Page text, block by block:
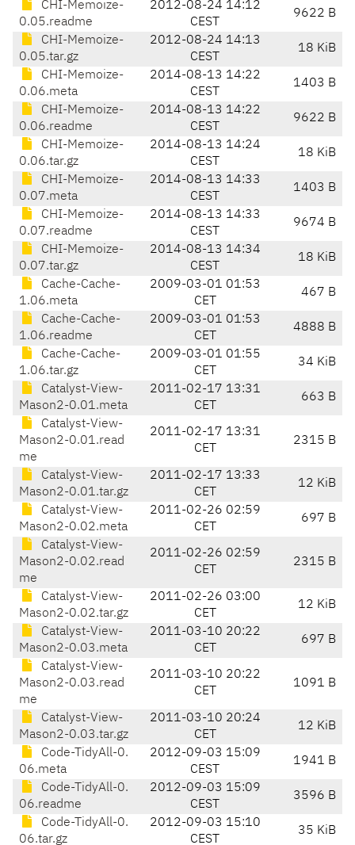
CHI-Memoize-
0.05.readme
2012-08-24 14:12
CEST
9622 B
CHI-Memoize-
0.05.tar.gz
2012-08-24 14:13
CEST
18 KiB
CHI-Memoize-
0.06.meta
2014-08-13 14:22
CEST
1403 B
CHI-Memoize-
0.06.readme
2014-08-13 14:22
CEST
9622 B
CHI-Memoize-
0.06.tar.gz
2014-08-13 14:24
CEST
18 KiB
CHI-Memoize-
0.07.meta
2014-08-13 14:33
CEST
1403 B
CHI-Memoize-
0.07.readme
2014-08-13 14:33
CEST
9674 B
CHI-Memoize-
0.07.tar.gz
2014-08-13 14:34
CEST
18 KiB
Cache-Cache-
1.06.meta
2009-03-01 01:53
CET
467 B
Cache-Cache-
1.06.readme
2009-03-01 01:53
CET
4888 B
Cache-Cache-
1.06.tar.gz
2009-03-01 01:55
CET
34 KiB
Catalyst-View-
Mason2-0.01.meta
2011-02-17 13:31
CET
663 B
Catalyst-View-
Mason2-0.01.read
me
2011-02-17 13:31
CET
2315 B
Catalyst-View-
Mason2-0.01.tar.gz
2011-02-17 13:33
CET
12 KiB
Catalyst-View-
Mason2-0.02.meta
2011-02-26 02:59
CET
697 B
Catalyst-View-
Mason2-0.02.read
me
2011-02-26 02:59
CET
2315 B
Catalyst-View-
Mason2-0.02.tar.gz
2011-02-26 03:00
CET
12 KiB
Catalyst-View-
Mason2-0.03.meta
2011-03-10 20:22
CET
697 B
Catalyst-View-
Mason2-0.03.read
me
2011-03-10 20:22
CET
1091 B
Catalyst-View-
Mason2-0.03.tar.gz
2011-03-10 20:24
CET
12 KiB
Code-TidyAll-0.
06.meta
2012-09-03 15:09
CEST
1941 B
Code-TidyAll-0.
06.readme
2012-09-03 15:09
CEST
3596 B
Code-TidyAll-0.
06.tar.gz
2012-09-03 15:10
CEST
35 KiB